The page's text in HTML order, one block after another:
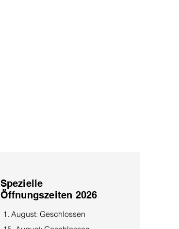
Spezielle
Öffnungszeiten 2026
1. August: Geschlossen